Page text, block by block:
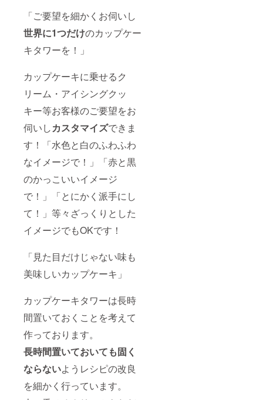
「ご要望を細かくお伺いし
世界に1つだけのカップケー
キタワーを！」
カップケーキに乗せるク
リーム・アイシングクッ
キー等お客様のご要望をお
伺いしカスタマイズできま
す！「水色と白のふわふわ
なイメージで！」「赤と黒
のかっこいいイメージ
で！」「とにかく派手にし
て！」等々ざっくりとした
イメージでもOKです！
「見た目だけじゃない味も
美味しいカップケーキ」
カップケーキタワーは長時
間置いておくことを考えて
作っております。
長時間置いておいても固く
ならないようレシピの改良
を細かく行っています。